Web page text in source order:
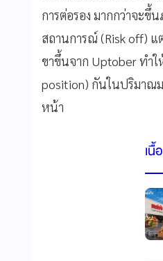
การต่อรอง มากกว่าจะ
สถานการณ์ (Risk off) แ
ขาขึ้นจาก Uptober ทำ
position) กันในปริมาณ
หน้า
เนื้